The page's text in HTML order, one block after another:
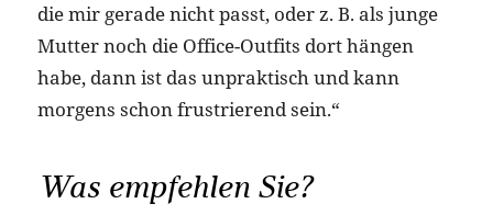
die mir gerade nicht passt, oder z. B. als junge
Mutter noch die Office-Outfits dort hängen
habe, dann ist das unpraktisch und kann
morgens schon frustrierend sein.“
Was empfehlen Sie?